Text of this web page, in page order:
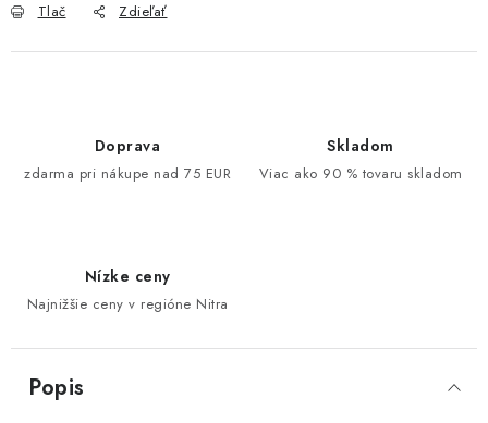
Tlač Zdieľať
Doprava
zdarma pri nákupe nad 75 EUR
Skladom
Viac ako 90 % tovaru skladom
Nízke ceny
Najnižšie ceny v regióne Nitra
Popis